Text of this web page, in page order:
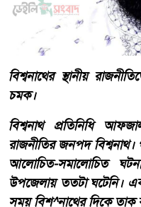
বিশ্বনাথের স্থানীয়
চমক।
বিশ্বনাথ প্রতিনিধি
রাজনীতির জনপদ
আলোচিত-সমালোচিত
উপজেলায় ততটা ঘটেনি।
সময় বিশ^নাথের দিকে তাক